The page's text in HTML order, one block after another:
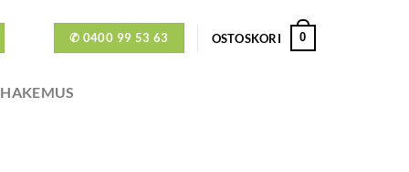
✆ 0400 99 53 63 OSTOSKORI 0